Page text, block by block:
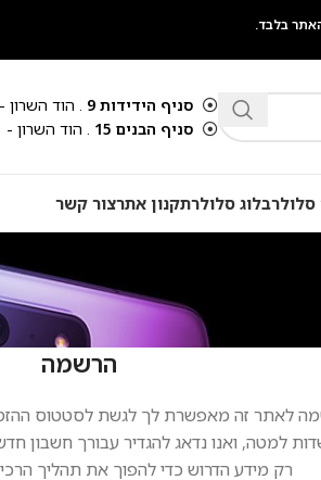
האתר בלבד.
סניף הידידות 9
. הוד השרון -
סניף הבנים 15
. הוד השרון - 09-9699111
סלולרבלוג סלולרתקנון אתרצור קשר
הרשמה
לאתר זה מאפשרת לך לגשת לסטטוס
למטה, ואנו נדאג להגדיר עבורך חשבון
רק מידע הדרוש כדי להפוך את תהליך